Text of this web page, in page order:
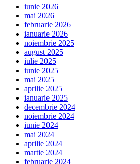
iunie 2026
mai 2026
februarie 2026
ianuarie 2026
noiembrie 2025
august 2025
iulie 2025
iunie 2025
mai 2025
aprilie 2025
ianuarie 2025
decembrie 2024
noiembrie 2024
iunie 2024
mai 2024
aprilie 2024
martie 2024
februarie 2024